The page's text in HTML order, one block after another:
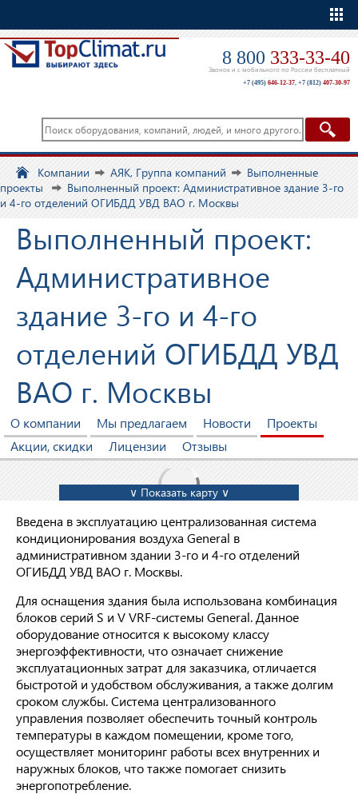
8 800 333-33-40
Звонок и с мобильного по России бесплатный
+7 (495) 646-12-37, +7 (812) 407-30-97
Компании АЯК, Группа компаний
Выполненные
проекты
Выполненный проект: Административное здание 3-го
и 4-го отделений ОГИБДД УВД ВАО г. Москвы
Выполненный проект:
Административное
здание 3-го и 4-го
отделений ОГИБДД УВД
ВАО г. Москвы
О компании Мы предлагаем Новости
Проекты
Акции, скидки
Лицензии Отзывы
∨ Показать карту ∨
Введена в эксплуатацию централизованная система
кондиционирования воздуха General в
административном здании 3-го и 4-го отделений
ОГИБДД УВД ВАО г. Москвы.
Для оснащения здания была использована комбинация
блоков серий S и V VRF-системы General. Данное
оборудование относится к высокому классу
энергоэффективности, что означает снижение
эксплуатационных затрат для заказчика, отличается
быстротой и удобством обслуживания, а также долгим
сроком службы. Система централизованного
управления позволяет обеспечить точный контроль
температуры в каждом помещении, кроме того,
осуществляет мониторинг работы всех внутренних и
наружных блоков, что также помогает снизить
энергопотребление.